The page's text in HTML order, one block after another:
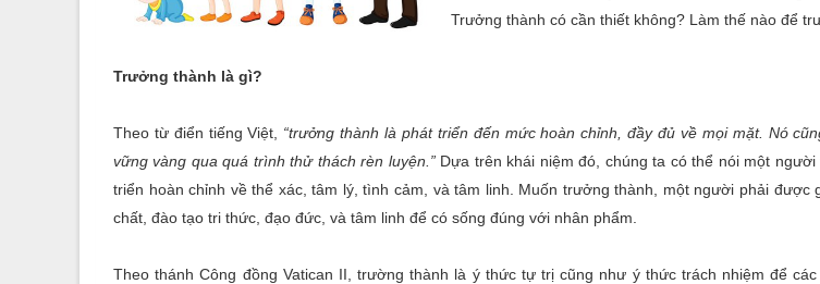
Trưởng thành có cần thiết không? Làm thế nào để
Trưởng thành là gì?
Theo từ điển tiếng Việt, “trưởng thành là phát triển đến mức hoàn chỉnh, đầy đủ về mọi mặt. Nó
vững vàng qua quá trình thử thách rèn luyện.”Dựa trên khái niệm đó, chúng ta có thể nói một
triển hoàn chỉnh về thể xác, tâm lý, tình cảm, và tâm linh. Muốn trưởng thành, một người phải được
chất, đào tạo tri thức, đạo đức, và tâm linh để có sống đúng với nhân phẩm.
Theo thánh Công đồng Vatican II, trường thành là ý thức tự trị cũng như ý thức trách nhiệm để